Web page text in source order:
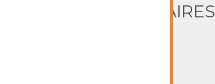
COMMENTAIRES